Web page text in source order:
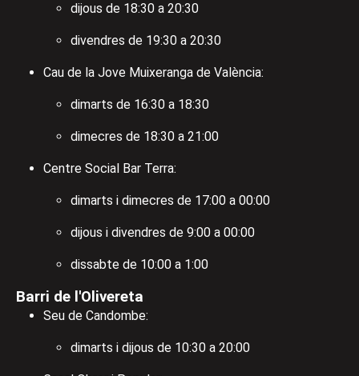
dijous de 18:30 a 20:30
divendres de 19:30 a 20:30
Cau de la Jove Muixeranga de València:
dimarts de 16:30 a 18:30
dimecres de 18:30 a 21:00
Centre Social Bar Terra:
dimarts i dimecres de 17:00 a 00:00
dijous i divendres de 9:00 a 00:00
dissabte de 10:00 a 1:00
Barri de l'Olivereta
Seu de Candombe:
dimarts i dijous de 10:30 a 20:00